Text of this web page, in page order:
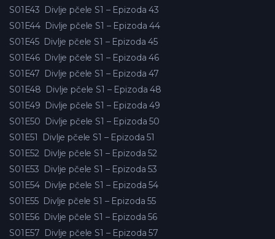
S01E43 Divlje pčele S1 – Epizoda 43
S01E44 Divlje pčele S1 – Epizoda 44
S01E45 Divlje pčele S1 – Epizoda 45
S01E46 Divlje pčele S1 – Epizoda 46
S01E47 Divlje pčele S1 – Epizoda 47
S01E48 Divlje pčele S1 – Epizoda 48
S01E49 Divlje pčele S1 – Epizoda 49
S01E50 Divlje pčele S1 – Epizoda 50
S01E51
Divlje pčele S1 – Epizoda 51
S01E52 Divlje pčele S1 – Epizoda 52
S01E53 Divlje pčele S1 – Epizoda 53
S01E54 Divlje pčele S1 – Epizoda 54
S01E55 Divlje pčele S1 – Epizoda 55
S01E56 Divlje pčele S1 – Epizoda 56
S01E57 Divlje pčele S1 – Epizoda 57